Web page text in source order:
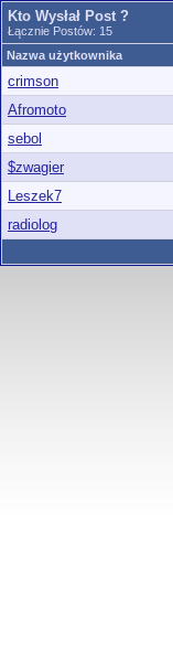
Kto Wysłał Post ?
Łącznie Postów: 15
Nazwa użytkownika
crimson
Afromoto
sebol
$zwagier
Leszek7
radiolog